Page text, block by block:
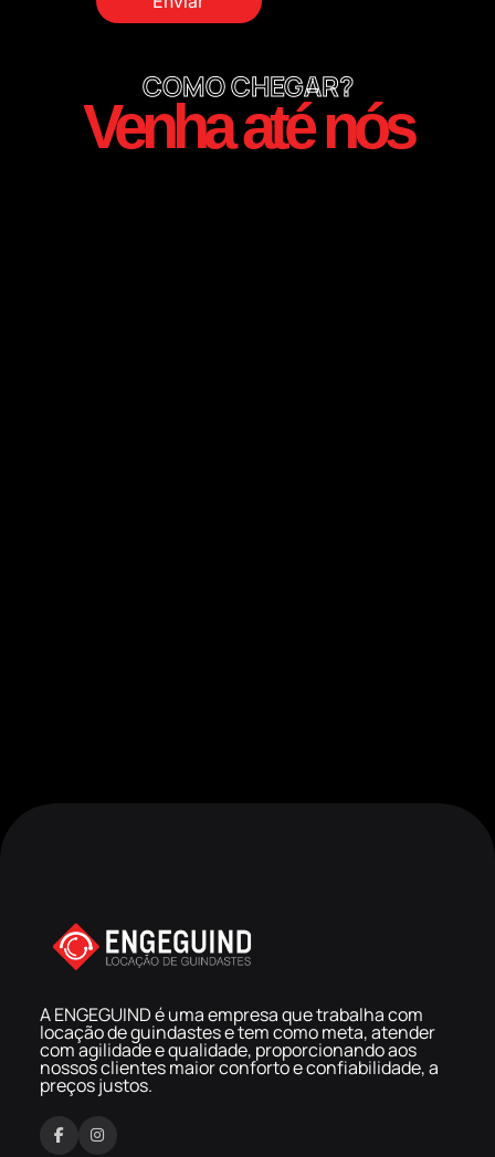
COMO CHEGAR?
Venha até nós
A ENGEGUIND é uma empresa que trabalha com
locação de guindastes e tem como meta, atender
com agilidade e qualidade, proporcionando aos
nossos clientes maior conforto e confiabilidade, a
preços justos.
F
I